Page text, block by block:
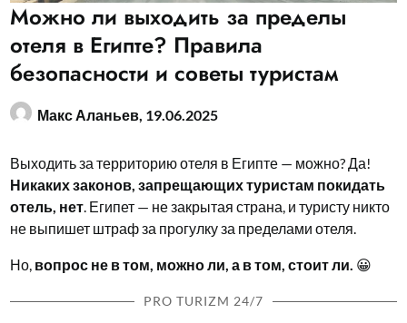
Можно ли выходить за пределы
отеля в Египте? Правила
безопасности и советы туристам
Макс Аланьев, 19.06.2025
Выходить за территорию отеля в Египте — можно? Да!
Никаких законов, запрещающих туристам покидать
отель, нет. Египет — не закрытая страна, и туристу никто
не выпишет штраф за прогулку за пределами отеля.
Но, вопрос не в том, можно ли, а в том, стоит ли. 😀
PRO TURIZM 24/7